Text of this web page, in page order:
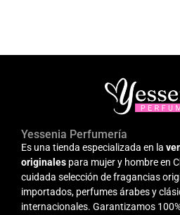
Yessenia Perfumería
Es una tienda especializada en la
originales para mujer y hombre en
cuidada selección de fragancias
importados, perfumes árabes y
internacionales. Garantizamos